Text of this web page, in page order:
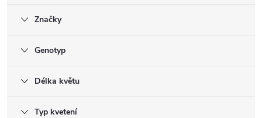
Značky
Genotyp
Délka květu
Typ kvetení